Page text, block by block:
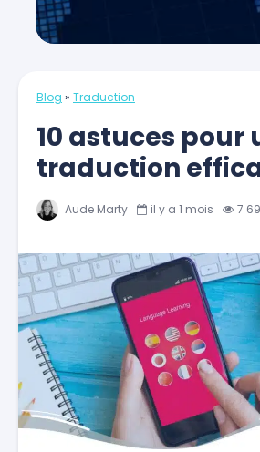
Blog » Traduction
10 astuces pour
traduction
Aude Marty il y a 1 mois 7